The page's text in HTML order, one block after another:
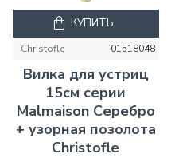
Christofle 01518048
Вилка для устриц
15см серии
Malmaison Серебро
+ узорная позолота
Christofle
КУПИТЬ